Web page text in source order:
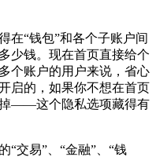
在“钱包”和各个子账户间
少钱。现在首页直接给个
个账户的用户来说，省心
启的，如果你不想在首页
掉——这个隐私选项藏得有
“交易”、“金融”、“钱